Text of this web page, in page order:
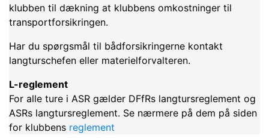
klubben til dækning at klubbens omkostninger til
transportforsikringen.
Har du spørgsmål til bådforsikringerne kontakt
langturschefen eller materielforvalteren.
L-reglement
For alle ture i ASR gælder DFfRs langtursreglement og
ASRs langtursreglement. Se nærmere på dem på siden
for klubbens reglement